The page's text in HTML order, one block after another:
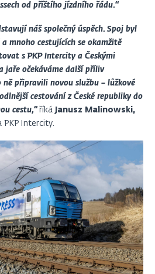
od příštího jízdního řádu.“
náš společný úspěch. Spoj byl
mnoho cestujících se okamžitě
s PKP Intercity a Českými
jaře očekáváme další příliv
připravili novou službu – lůžkové
cestování z České republiky do
cestu,“ říká Janusz Malinowski,
PKP Intercity.